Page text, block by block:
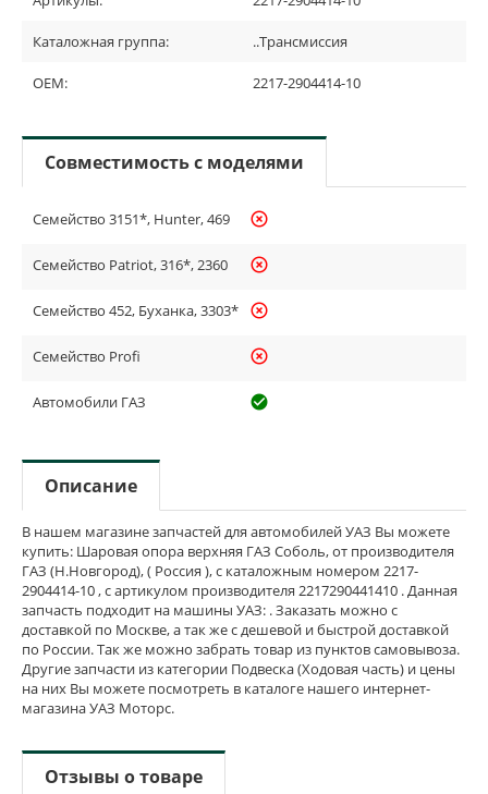
Каталожная группа: ..Трансмиссия
OEM: 2217-2904414-10
Совместимость с моделями
Семейство 3151*, Hunter, 469 highlight_off
Семейство Patriot, 316*, 2360 highlight_off
Семейство 452, Буханка, 3303* highlight_off
Семейство Profi highlight_off
Автомобили ГАЗ check_circle_outline
Описание
В нашем магазине запчастей для автомобилей УАЗ Вы можете
купить: Шаровая опора верхняя ГАЗ Соболь, от производителя
ГАЗ (Н.Новгород), ( Россия ), с каталожным номером 2217-
2904414-10 , с артикулом производителя 2217290441410 . Данная
запчасть подходит на машины УАЗ: . Заказать можно с
доставкой по Москве, а так же с дешевой и быстрой доставкой
по России. Так же можно забрать товар из пунктов самовывоза.
Другие запчасти из категории Подвеска (Ходовая часть) и цены
на них Вы можете посмотреть в каталоге нашего интернет-
магазина УАЗ Моторс.
Отзывы о товаре